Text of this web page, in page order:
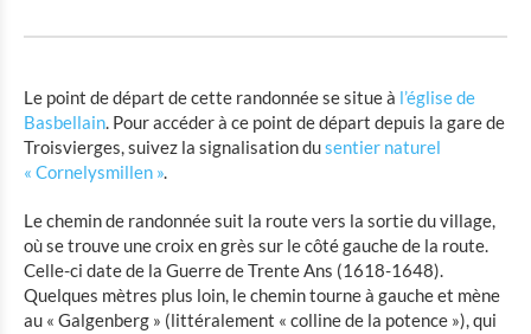
Sentier du Nord
Sentier Panorama
Randonnée GR 57
Traversée des Pays et des Âges
Le point de départ de cette randonnée se situe à l’église de
Basbellain. Pour accéder à ce point de départ depuis la gare de
Troisvierges, suivez la signalisation dusentier naturel
« Cornelysmillen ».
Le chemin de randonnée suit la route vers la sortie du village,
où se trouve une croix en grès sur le côté gauche de la route.
Celle-ci date de la Guerre de Trente Ans (1618-1648).
Quelques mètres plus loin, le chemin tourne à gauche et mène
au « Galgenberg » (littéralement « colline de la potence »), qui